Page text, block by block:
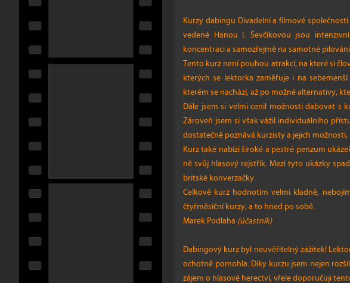
Kurzy dabingu Divadelní a filmové
vedené Hanou I. Ševčíkovou jsou
koncentraci a samozřejmě na samotné
Tento kurz není pouhou atrakcí, na které si
kterých se lektorka zaměřuje i na
kterém se nachází, až po možné alternativy,
Dále jsem si velmi cenil možnosti dabovat s
Zároveň jsem si však vážil individuálního
dostatečně poznává kurzisty a jejich
Kurz také nabízí široké a pestré penzum
ně svůj hlasový rejstřík. Mezi tyto ukázky
britské konverzačky.
Celkově kurz hodnotím velmi kladně,
čtyřměsíční kurzy, a to hned po sobě.
Marek Podlaha (účastník)
Dabingový kurz byl neuvěřitelný zážitek!
ochotně pomohla. Díky kurzu jsem nejen
zájem o hlasové herectví, vřele doporučuji